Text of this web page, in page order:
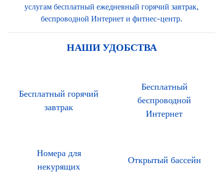
услугам бесплатный ежедневный горячий завтрак,
беспроводной Интернет и фитнес-центр.
НАШИ УДОБСТВА
Бесплатный горячий
завтрак
Бесплатный
беспроводной
Интернет
Номера для
некурящих
Открытый бассейн